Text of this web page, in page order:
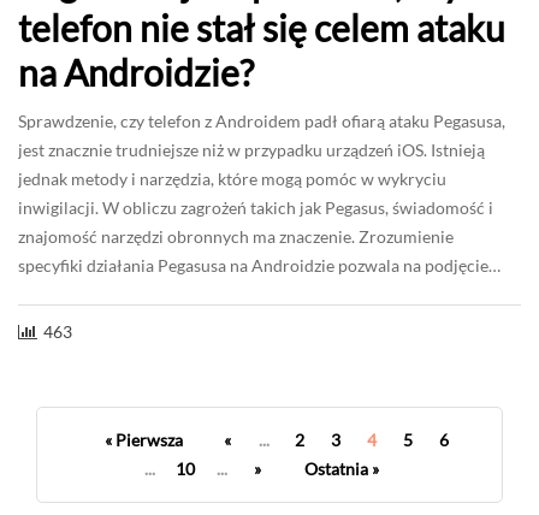
telefon nie stał się celem ataku
na Androidzie?
Sprawdzenie, czy telefon z Androidem padł ofiarą ataku Pegasusa,
jest znacznie trudniejsze niż w przypadku urządzeń iOS. Istnieją
jednak metody i narzędzia, które mogą pomóc w wykryciu
inwigilacji. W obliczu zagrożeń takich jak Pegasus, świadomość i
znajomość narzędzi obronnych ma znaczenie. Zrozumienie
specyfiki działania Pegasusa na Androidzie pozwala na podjęcie…
463
« Pierwsza « ... 2 3 4 5
6
...
10 ... » Ostatnia »